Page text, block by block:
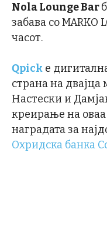
Nola Lounge Bar
забава со MARKO
часот.
Qpick e
страна на
Настески и
креирање на оваа
наградата за
Охридска банка